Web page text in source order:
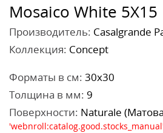
Mosaico White 5X15
Производитель: Casalgrande
Коллекция: Concept
Форматы в см: 30x30
Толщина в мм: 9
Поверхности: Naturale